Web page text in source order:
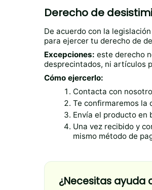
Derecho de
De acuerdo con la
para ejercer tu derecho de
Excepciones: este derecho
desprecintados, ni artículos
Cómo ejercerlo:
Contacta con
Te confirmaremos la
Envía el producto en
Una vez recibido y
mismo método de
¿Necesitas ayuda